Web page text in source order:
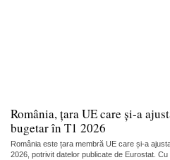
România, țara UE care și-a
bugetar în T1 2026
România este țara membră UE care și-a
2026, potrivit datelor publicate de Eurostat.